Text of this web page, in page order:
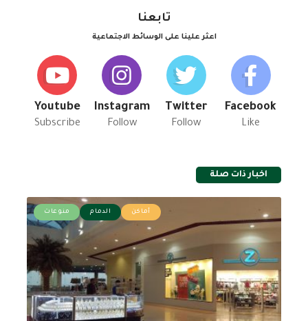
تابعنا
اعثر علينا على الوسائط الاجتماعية
Facebook
Like
Twitter
Follow
Instagram
Follow
Youtube
Subscribe
اخبار ذات صلة
أماكن الدمام منوعات